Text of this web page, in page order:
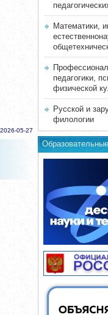
2026-05-27
Математики,
педагогики,
физической
Русской и
филологии